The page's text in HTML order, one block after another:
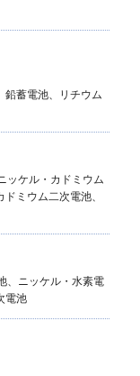
蓄電池、リチウム
ッケル・カドミウム
ミウム二次電池、
、ニッケル・水素電
電池